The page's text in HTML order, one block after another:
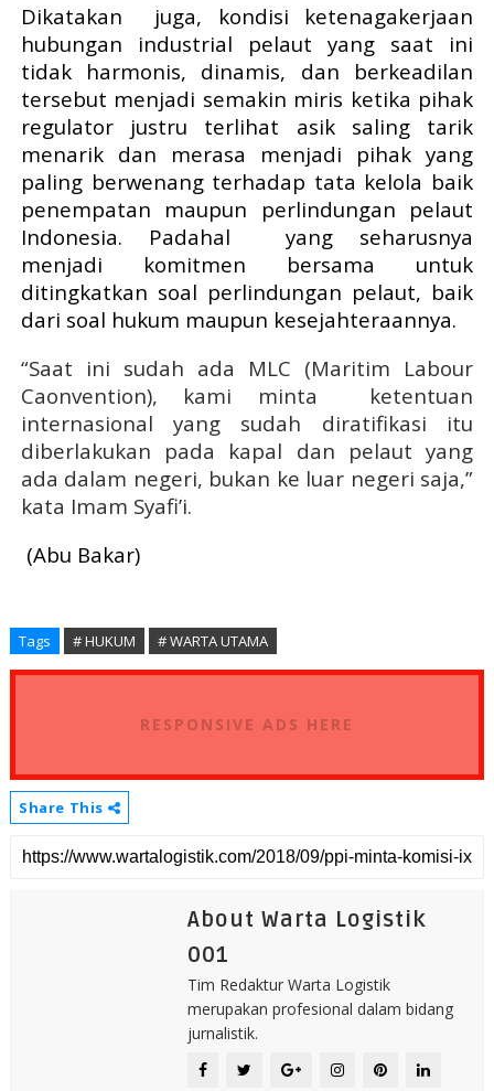
Dikatakan
juga, kondisi ketenagakerjaan
hubungan industrial pelaut yang saat ini
tidak harmonis, dinamis, dan berkeadilan
tersebut menjadi semakin miris ketika pihak
regulator justru terlihat asik saling tarik
menarik dan merasa menjadi
pihak yang
paling berwenang terhadap tata kelola baik
penempatan maupun perlindungan pelaut
Indonesia. Padahal
yang seharusnya
menjadi komitmen bersama untuk
ditingkatkan soal perlindungan pelaut, baik
dari soal hukum maupun kesejahteraannya.
“Saat ini sudah ada MLC (Maritim Labour
Caonvention), kami minta
ketentuan
internasional yang sudah diratifikasi itu
diberlakukan pada kapal dan pelaut yang
ada dalam negeri, bukan ke luar negeri saja,”
kata Imam Syafi’i.
(Abu Bakar)
Tags # HUKUM # WARTA UTAMA
RESPONSIVE ADS HERE
Share This
About Warta Logistik
001
Tim Redaktur Warta Logistik
merupakan profesional dalam bidang
jurnalistik.